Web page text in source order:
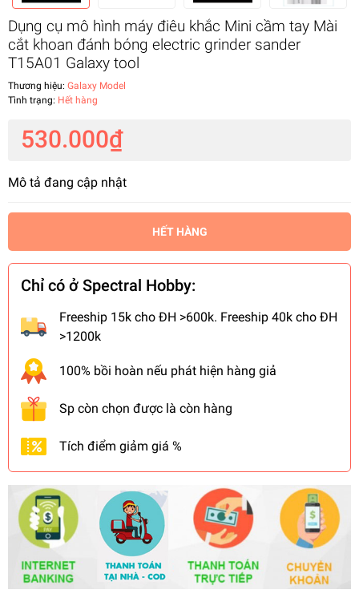
Dụng cụ mô hình máy điêu khắc Mini cầm tay Mài
cắt khoan đánh bóng electric grinder sander
T15A01 Galaxy tool
Thương hiệu: Galaxy Model
Tình trạng: Hết hàng
530.000₫
Mô tả đang cập nhật
HẾT HÀNG
Chỉ có ở Spectral Hobby:
Freeship 15k cho ĐH >600k. Freeship 40k cho ĐH
>1200k
100% bồi hoàn nếu phát hiện hàng giả
Sp còn chọn được là còn hàng
Tích điểm giảm giá %